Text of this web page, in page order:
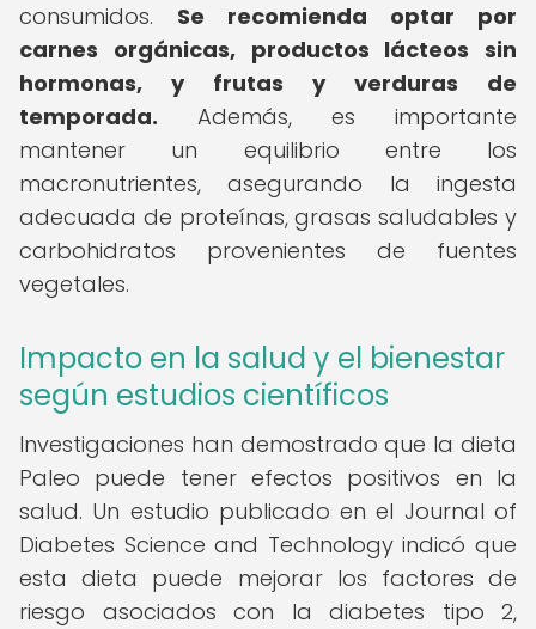
consumidos. Se recomienda optar por
carnes orgánicas, productos lácteos sin
hormonas, y frutas y verduras de
temporada. Además, es importante
mantener un equilibrio entre los
macronutrientes, asegurando la ingesta
adecuada de proteínas, grasas saludables y
carbohidratos provenientes de fuentes
vegetales.
Impacto en la salud y el bienestar
según estudios científicos
Investigaciones han demostrado que la dieta
Paleo puede tener efectos positivos en la
salud. Un estudio publicado en el Journal of
Diabetes Science and Technology indicó que
esta dieta puede mejorar los factores de
riesgo asociados con la diabetes tipo 2,